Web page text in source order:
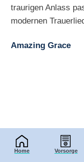
Home Vorsorge
traurigen Anlass
modernen
Amazing Grace